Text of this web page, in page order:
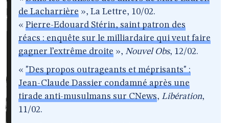
de Lacharrière », La Lettre, 10/02.
« Pierre-Edouard Stérin, saint patron des
réacs : enquête sur le milliardaire qui veut faire
gagner l’extrême droite », Nouvel Obs, 12/02.
« "Des propos outrageants et méprisants" :
Jean-Claude Dassier condamné après une
tirade anti-musulmans sur CNews, Libération,
11/02.